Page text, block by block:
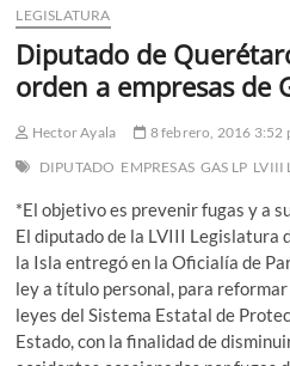
LEGISLATURA
Diputado de
orden a empresas de
Hector Ayala
8 febrero, 2016 3:52
DIPUTADO EMPRESAS GAS LP LVIII
*El objetivo es prevenir fugas y a
El diputado de la LVIII Legislatura
la Isla entregó en la Oficialía de
ley a título personal, para
leyes del Sistema Estatal de
Estado, con la finalidad de